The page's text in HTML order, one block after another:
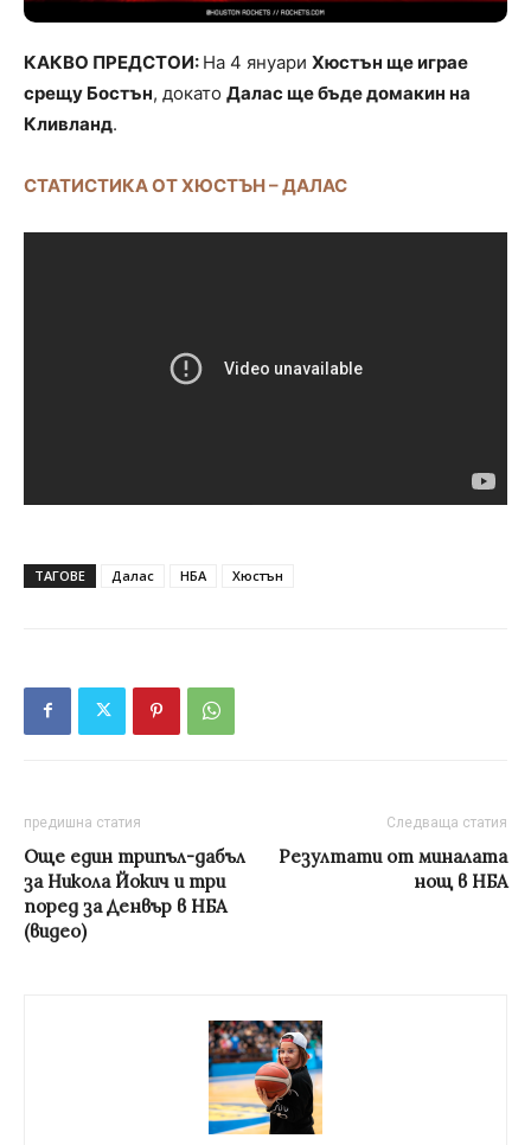
КАКВО ПРЕДСТОИ: На 4 януари Хюстън ще играе
срещу Бостън, докато Далас ще бъде домакин на
Кливланд.
СТАТИСТИКА ОТ ХЮСТЪН – ДАЛАС
ТАГОВЕ Далас НБА Хюстън
предишна статия
Още един трипъл-дабъл
за Никола Йокич и три
поред за Денвър в НБА
(видео)
Следваща статия
Резултати от миналата
нощ в НБА